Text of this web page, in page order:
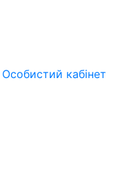
Особистий кабінет